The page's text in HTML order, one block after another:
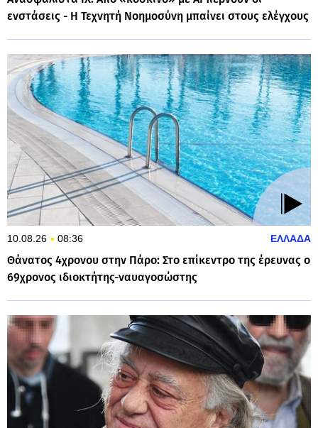
ενστάσεις - Η Τεχνητή Νοημοσύνη μπαίνει στους ελέγχους
10.08.26 08:36 ΕΛΛΑΔΑ
Θάνατος 4χρονου στην Πάρο: Στο επίκεντρο της έρευνας ο
69χρονος ιδιοκτήτης-ναυαγοσώστης